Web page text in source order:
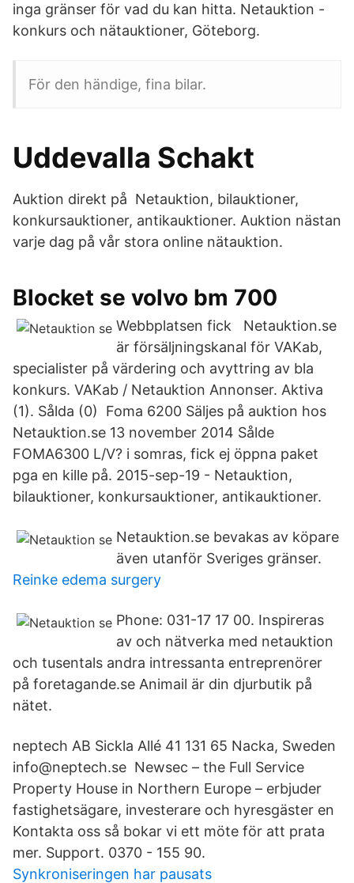
inga gränser för vad du kan hitta. Netauktion -
konkurs och nätauktioner, Göteborg.
För den händige, fina bilar.
Uddevalla Schakt
Auktion direkt på Netauktion, bilauktioner,
konkursauktioner, antikauktioner. Auktion nästan
varje dag på vår stora online nätauktion.
Blocket se volvo bm 700
Webbplatsen fick Netauktion.se
är försäljningskanal för VAKab,
specialister på värdering och avyttring av bla
konkurs. VAKab / Netauktion Annonser. Aktiva
(1). Sålda (0) Foma 6200 Säljes på auktion hos
Netauktion.se 13 november 2014 Sålde
FOMA6300 L/V? i somras, fick ej öppna paket
pga en kille på. 2015-sep-19 - Netauktion,
bilauktioner, konkursauktioner, antikauktioner.
Netauktion.se bevakas av köpare
även utanför Sveriges gränser.
Reinke edema surgery
Phone: 031-17 17 00. Inspireras
av och nätverka med netauktion
och tusentals andra intressanta entreprenörer
på foretagande.se Animail är din djurbutik på
nätet.
neptech AB Sickla Allé 41 131 65 Nacka, Sweden
info@neptech.se Newsec – the Full Service
Property House in Northern Europe – erbjuder
fastighetsägare, investerare och hyresgäster en
Kontakta oss så bokar vi ett möte för att prata
mer. Support. 0370 - 155 90.
Synkroniseringen har pausats